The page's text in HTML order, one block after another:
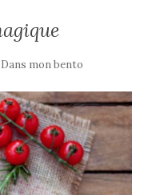
mon bento